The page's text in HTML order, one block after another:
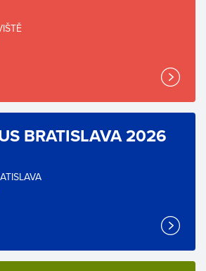
BRATISLAVA 2026